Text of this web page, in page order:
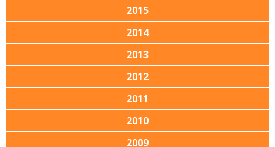
2015
2014
2013
2012
2011
2010
2009